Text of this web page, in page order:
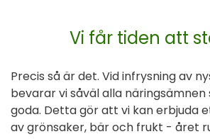
Vi får tiden att
Precis så är det. Vid infrysning av
bevarar vi såväl alla
goda. Detta gör att vi kan erbjuda
av grönsaker, bär och frukt - året